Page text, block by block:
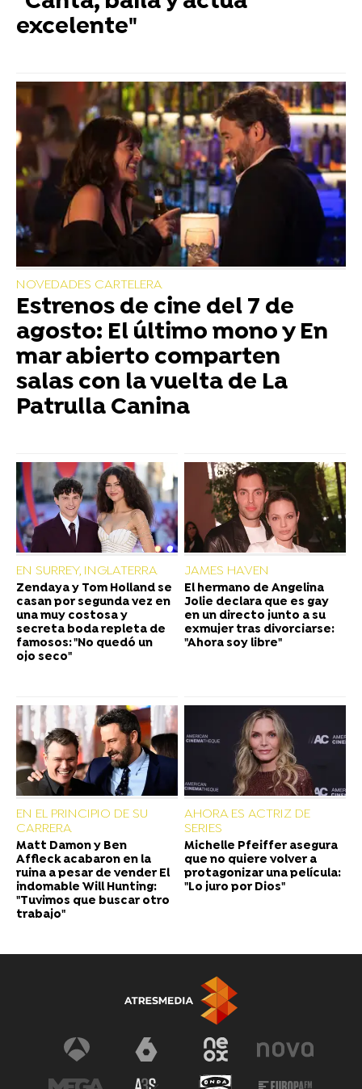
excelente"
NOVEDADES CARTELERA
Estrenos de cine del 7 de
agosto: El último mono y En
mar abierto comparten
salas con la vuelta de La
Patrulla Canina
EN SURREY, INGLATERRA
Zendaya y Tom Holland se
casan por segunda vez en
una muy costosa y
secreta boda repleta de
famosos: "No quedó un
ojo seco"
JAMES HAVEN
El hermano de Angelina
Jolie declara que es gay
en un directo junto a su
exmujer tras divorciarse:
"Ahora soy libre"
EN EL PRINCIPIO DE SU
CARRERA
Matt Damon y Ben
Affleck acabaron en la
ruina a pesar de vender El
indomable Will Hunting:
"Tuvimos que buscar otro
trabajo"
AHORA ES ACTRIZ DE
SERIES
Michelle Pfeiffer asegura
que no quiere volver a
protagonizar una película:
"Lo juro por Dios"